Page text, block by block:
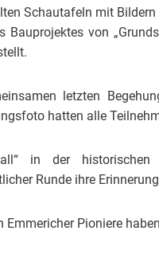
Schautafeln mit
Bauprojektes von
letzten
hatten alle
Call“ in der
Runde ihre
Emmericher Pioniere